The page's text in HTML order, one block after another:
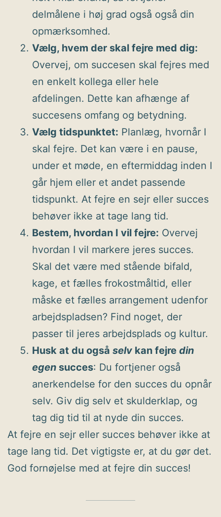
delmålene i høj grad også også din
opmærksomhed.
Vælg, hvem der skal fejre med dig:
Overvej, om succesen skal fejres med
en enkelt kollega eller hele
afdelingen. Dette kan afhænge af
succesens omfang og betydning.
Vælg tidspunktet: Planlæg, hvornår I
skal fejre. Det kan være i en pause,
under et møde, en eftermiddag inden I
går hjem eller et andet passende
tidspunkt. At fejre en sejr eller succes
behøver ikke at tage lang tid.
Bestem, hvordan I vil fejre: Overvej
hvordan I vil markere jeres succes.
Skal det være med stående bifald,
kage, et fælles frokostmåltid, eller
måske et fælles arrangement udenfor
arbejdspladsen? Find noget, der
passer til jeres arbejdsplads og kultur.
Husk at du også selv kan fejre din
egen succes: Du fortjener også
anerkendelse for den succes du opnår
selv. Giv dig selv et skulderklap, og
tag dig tid til at nyde din succes.
At fejre en sejr eller succes behøver ikke at
tage lang tid. Det vigtigste er, at du gør det.
God fornøjelse med at fejre din succes!